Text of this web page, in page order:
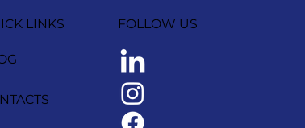
LINKS FOLLOW US